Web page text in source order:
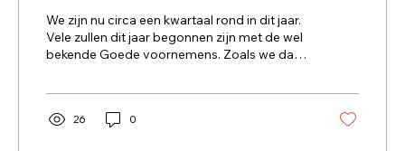
We zijn nu circa een kwartaal rond in dit jaar.
Vele zullen dit jaar begonnen zijn met de wel
bekende Goede voornemens. Zoals we dat
26 0